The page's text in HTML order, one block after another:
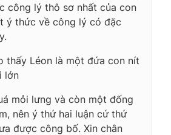
công lý thô sơ nhất của con
ý thức về công lý có đặc
thấy Léon là một đứa con nít
lớn
mỏi lưng và còn một đống
nên ý thứ hai luận cứ thứ
được công bố. Xin chân